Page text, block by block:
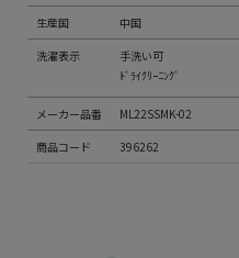
生産国
中国
洗濯表示
手洗い可
ﾄﾞﾗｲｸﾘｰﾆﾝｸﾞ
メーカー品番
ML22SSMK-02
商品コード
396262